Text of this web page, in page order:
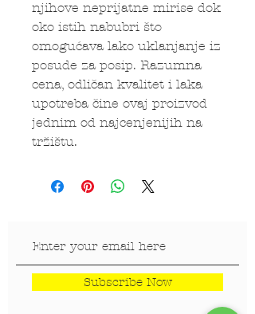
njihove neprijatne mirise dok
oko istih nabubri što
omogućava lako uklanjanje iz
posude za posip. Razumna
cena, odličan kvalitet i laka
upotreba čine ovaj proizvod
jednim od najcenjenijih na
tržištu.
Subscribe Now